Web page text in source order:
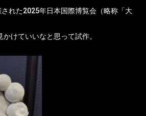
れた2025年日本国際博覧会（略称「大
けていいなと思って試作。